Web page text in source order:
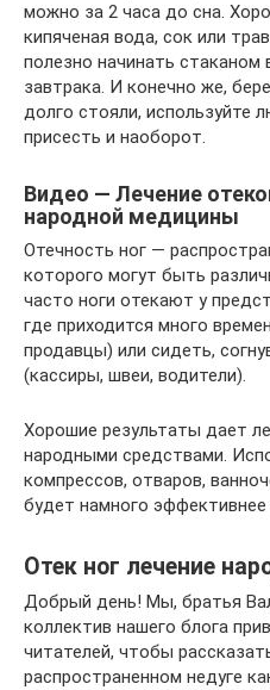
можно за 2 часа до сна.
кипяченая вода, сок или
полезно начинать
завтрака. И конечно же,
долго стояли, используйте
присесть и наоборот.
Видео — Лечение
народной медицины
Отечность ног —
которого могут быть
часто ноги отекают у
где приходится много
продавцы) или сидеть,
(кассиры, швеи, водители).
Хорошие результаты дает
народными средствами.
компрессов, отваров,
будет намного эффективнее
Отек ног лечение
Добрый день! Мы, братья
коллектив нашего блога
читателей, чтобы
распространенном недуге